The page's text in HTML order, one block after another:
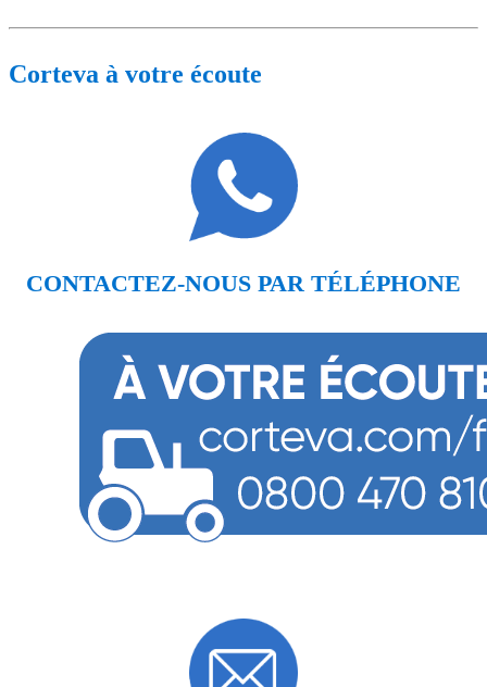
Corteva à votre écoute
CONTACTEZ-NOUS PAR TÉLÉPHONE